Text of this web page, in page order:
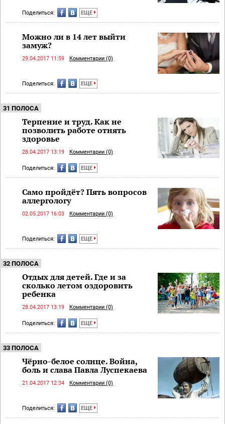
Поделиться: ЕЩЕ
Можно ли в 14 лет выйти
замуж?
29.04.2017 11:59 Комментарии (0)
Поделиться: ЕЩЕ
31 ПОЛОСА
Терпение и труд. Как не
позволить работе отнять
здоровье
28.04.2017 13:19 Комментарии (0)
Поделиться: ЕЩЕ
Само пройдёт? Пять вопросов
аллергологу
02.05.2017 16:03 Комментарии (0)
Поделиться: ЕЩЕ
32 ПОЛОСА
Отдых для детей. Где и за
сколько летом оздоровить
ребенка
28.04.2017 13:19 Комментарии (0)
Поделиться: ЕЩЕ
33 ПОЛОСА
Чёрно-белое солнце. Война,
боль и слава Павла Луспекаева
21.04.2017 12:34 Комментарии (0)
Поделиться: ЕЩЕ